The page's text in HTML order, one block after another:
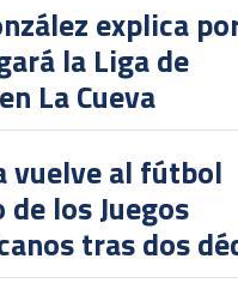
explica
la Liga de
La Cueva
vuelve al fútbol
los Juegos
tras dos